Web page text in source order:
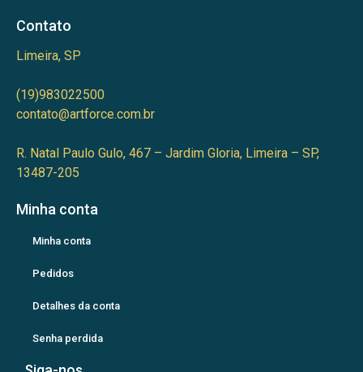
Contato
Limeira, SP
(19)983022500
contato@artforce.com.br
R. Natal Paulo Gulo, 467 – Jardim Gloria, Limeira – SP,
13487-205
Minha conta
Minha conta
Pedidos
Detalhes da conta
Senha perdida